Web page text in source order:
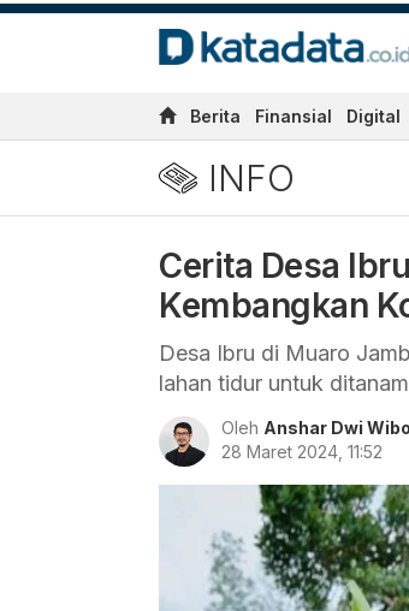
Berita Finansial Digital
INFO
Cerita Desa
Kembangkan
Desa Ibru di Muaro
lahan tidur untuk
Oleh Anshar Dwi
28 Maret 2024, 11:52